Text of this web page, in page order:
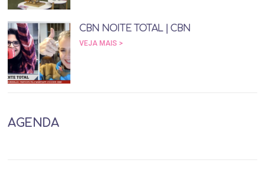
CBN NOITE TOTAL | CBN
VEJA MAIS >
AGENDA